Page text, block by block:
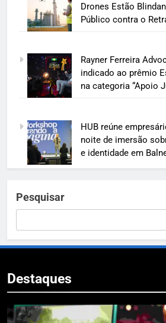
Drones Estão
Público contra o
Rayner Ferreira
indicado ao prêmio
na categoria “Apoio
HUB reúne
noite de imersão
e identidade em
Pesquisar
Destaques